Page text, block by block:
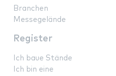
Branchen
Messegelände
Register
Ich baue Stände
Ich bin eine